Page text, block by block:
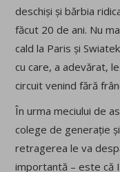
deschiși și bărbia
făcut 20 de ani. Nu
cald la Paris și
cu care, a adevărat,
circuit venind fără
În urma meciului de
colege de generație
retragerea le va
importantă – este că